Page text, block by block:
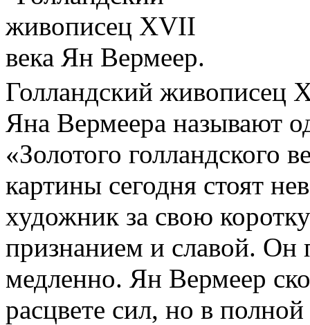
Голландский живописец
Яна Вермеера называют
«Золотого голландского
картины сегодня стоят
художник за свою
признанием и славой. Он
медленно. Ян Вермеер
расцвете сил, но в